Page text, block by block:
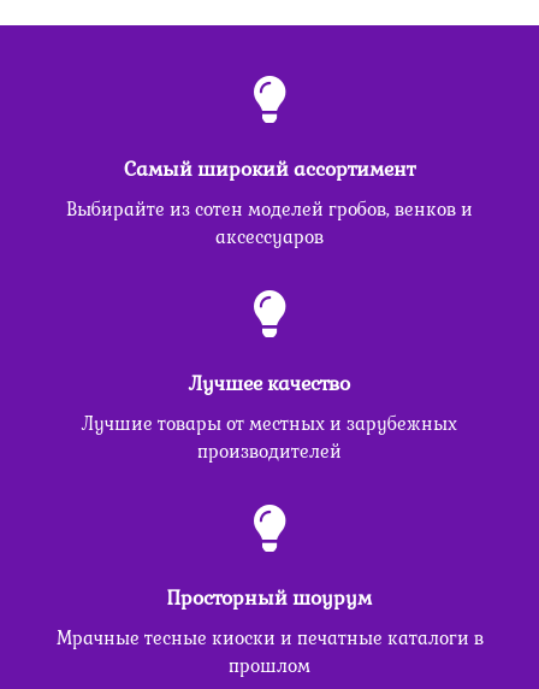
Самый широкий ассортимент
Выбирайте из сотен моделей гробов, венков и
аксессуаров
Лучшее качество
Лучшие товары от местных и зарубежных
производителей
Просторный шоурум
Мрачные тесные киоски и печатные каталоги в
прошлом